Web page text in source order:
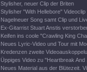
Stylisher, neuer Clip der Briten
Stylisher "With Hellebore" Videoclip
Nagelneuer Song samt Clip und
Ex-Gitarrist Stuart Anstis
Keifen ins coole "Crawling King
Neues Lyric-Video und Tour mit
Kredenzen zweite
Üppiges Video zu "Heartbreak And
Neues Material aus der Blütezeit.